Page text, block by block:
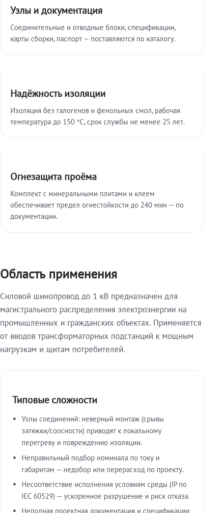
Узлы и документация
Соединительные и отводные блоки, спецификации,
карты сборки, паспорт — поставляются по каталогу.
Надёжность изоляции
Изоляция без галогенов и фенольных смол, рабочая
температура до 150 °C, срок службы не менее 25 лет.
Огнезащита проёма
Комплект с минеральными плитами и клеем
обеспечивает предел огнестойкости до 240 мин — по
документации.
Область применения
Силовой шинопровод до 1 кВ предназначен для
магистрального распределения электроэнергии на
промышленных и гражданских объектах. Применяется
от вводов трансформаторных подстанций к мощным
нагрузкам и щитам потребителей.
Типовые сложности
Узлы соединений: неверный монтаж (срывы
затяжки/соосности) приводят к локальному
перегреву и повреждению изоляции.
Неправильный подбор номинала по току и
габаритам — недобор или перерасход по проекту.
Несоответствие исполнения условиям среды (IP по
IEC 60529) — ускоренное разрушение и риск отказа.
Неполная проектная документация и спецификации